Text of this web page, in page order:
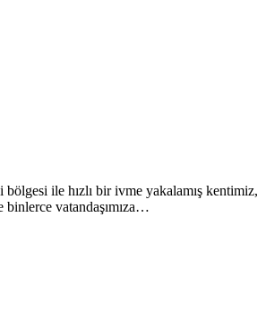
ile hızlı bir ivme yakalamış kentimiz,
binlerce vatandaşımıza…